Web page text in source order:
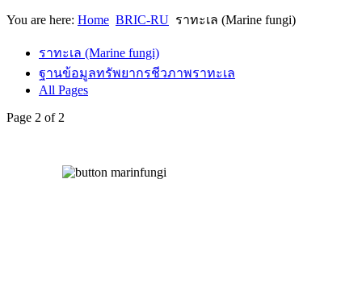
You are here: Home BRIC-RU ราทะเล (Marine fungi)
ราทะเล (Marine fungi)
ฐานข้อมูลทรัพยากรชีวภาพราทะเล
All Pages
Page 2 of 2